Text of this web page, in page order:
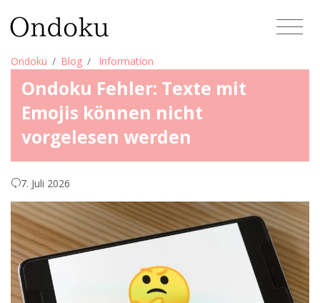
Ondoku Blog Information
Ondoku Fehler: Texte mit
Emojis können nicht
vorgelesen werden
7. Juli 2026